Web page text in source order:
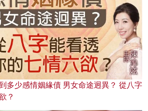
多少感情姻緣債 男女命途迥異？ 從八字
？